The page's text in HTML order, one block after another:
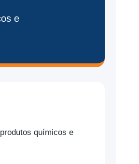
e
químicos e